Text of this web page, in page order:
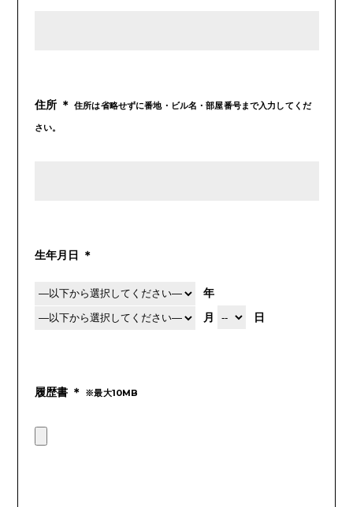
住所 ＊住所は省略せずに番地・ビル名・部屋番号まで入力してくだ
さい。
生年月日 ＊
年
月
日
履歴書 ＊ ※最大10MB